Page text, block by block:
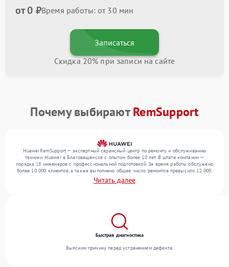
от 0 ₽Время работы: от 30 мин
Записаться
Скидка 20% при записи на сайте
Почему выбираютRemSupport
HuaweiRemSupport — экспертный сервисный центр по ремонту и обслуживанию
техники Huawei в Благовещенске с опытом более 10 лет. В штате компании —
порядка 18 инженеров с профессиональной подготовкой. За время работы обслужено
более 10 000 клиентов, а также выполнено общее число ремонтов превысило 12 000.
Ежемесячно в сервисный центр поступает более 300 обращений, включая , , . Мы
устраняем поломки любой сложности и обеспечиваем надежный результат благодаря
Читать далее
Быстрая диагностика
Выясним причину перед устранением дефекта.